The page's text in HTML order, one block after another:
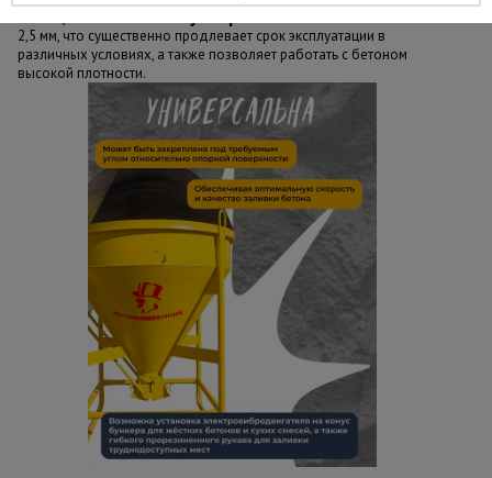
Толщина металла бункера
2,5 мм, что существенно продлевает срок эксплуатации в
различных условиях, а также позволяет работать с бетоном
высокой плотности.